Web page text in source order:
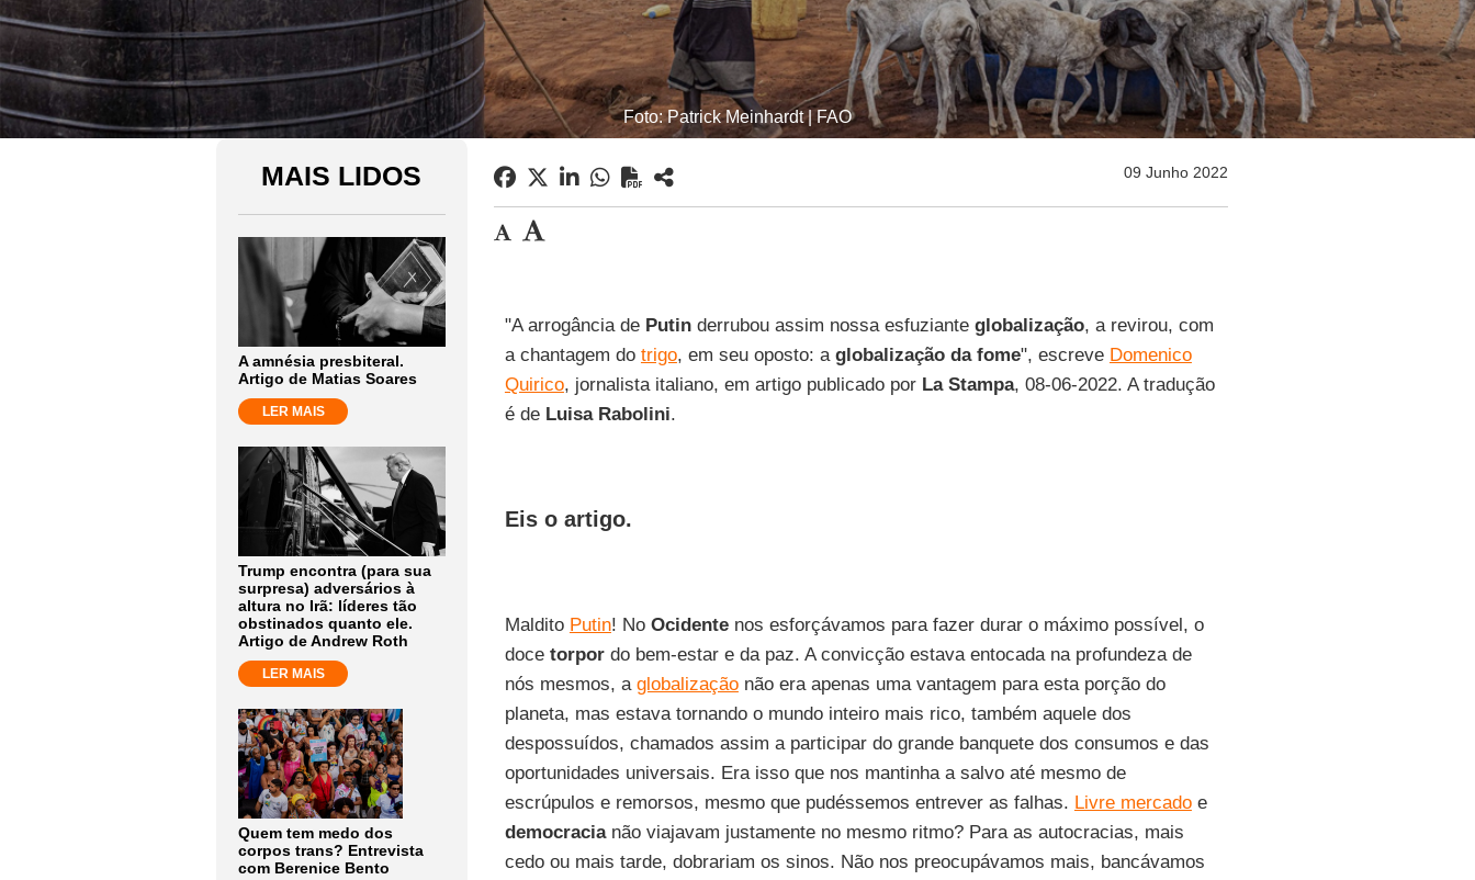
Foto: Patrick Meinhardt | FAO
MAIS LIDOS
A amnésia presbiteral.
Artigo de Matias Soares
LER MAIS
Trump encontra (para sua
surpresa) adversários à
altura no Irã: líderes tão
obstinados quanto ele.
Artigo de Andrew Roth
LER MAIS
Quem tem medo dos
corpos trans? Entrevista
com Berenice Bento
09 Junho 2022
"A arrogância de Putinderrubou assim nossa esfuziante globalização, a revirou, com
a chantagem do trigo, em seu oposto: a globalização da fome", escreve Domenico
Quirico, jornalista italiano, em artigo publicado por La Stampa, 08-06-2022. A tradução
é de Luisa Rabolini.
Eis o artigo.
Maldito Putin! No Ocidentenos esforçávamos para fazer durar o máximo possível, o
doce torpordo bem-estar e da paz. A convicção estava entocada na profundeza de
nós mesmos, a globalizaçãonão era apenas uma vantagem para esta porção do
planeta, mas estava tornando o mundo inteiro mais rico, também aquele dos
despossuídos, chamados assim a participar do grande banquete dos consumos e das
oportunidades universais. Era isso que nos mantinha a salvo até mesmo de
escrúpulos e remorsos, mesmo que pudéssemos entrever as falhas. Livre mercadoe
democracianão viajavam justamente no mesmo ritmo? Para as autocracias, mais
cedo ou mais tarde, dobrariam os sinos. Não nos preocupávamos mais, bancávamos